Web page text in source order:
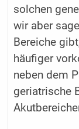
solchen
wir aber
Bereiche
häufiger
neben dem
geriatrische